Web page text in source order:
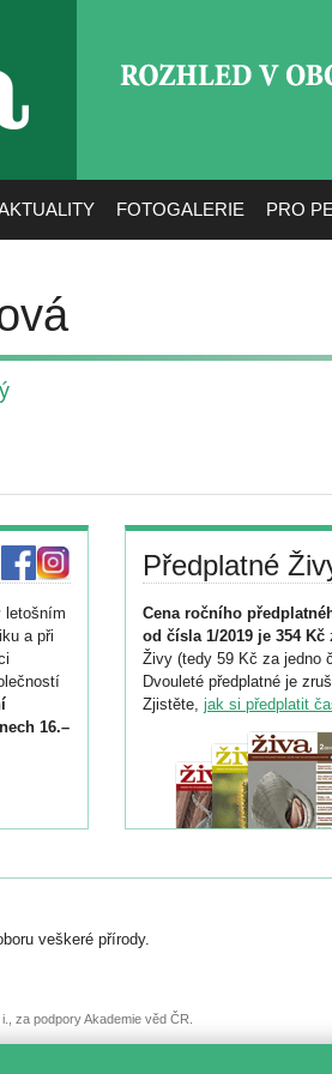
FOTOGALERIE PRO
letošním
a při
16.–
Předplatné
Cena ročního
od čísla 1/2019 je 354 Kč
Živy (tedy 59 Kč za jedno
Dvouleté předplatné je
Zjistěte, jak si předplatit
veškeré přírody.
za podpory Akademie věd ČR.